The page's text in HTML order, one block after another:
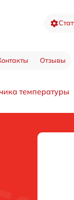
Отзывы
температуры